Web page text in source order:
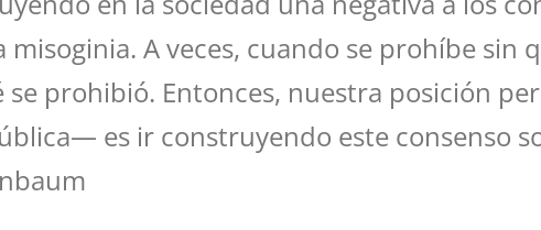
A veces, cuando se prohíbe sin
prohibió. Entonces, nuestra posición
es ir construyendo este consenso